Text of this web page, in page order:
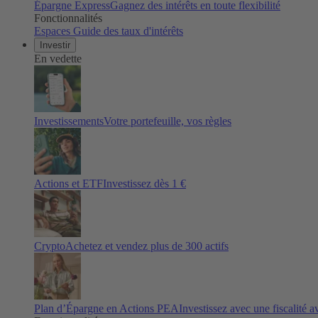
Épargne ExpressGagnez des intérêts en toute flexibilité
Fonctionnalités
Espaces Guide des taux d'intérêts
Investir
En vedette
InvestissementsVotre portefeuille, vos règles
Actions et ETFInvestissez dès 1 €
CryptoAchetez et vendez plus de 300 actifs
Plan d’Épargne en Actions PEAInvestissez avec une fiscalité